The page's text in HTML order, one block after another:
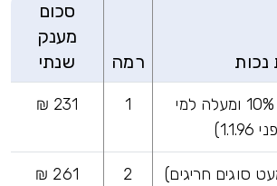
נכות רמה
סכום
מענק
שנתי
20%–79% (או 10% ומעלה למי
1
231 ₪
2
261 ₪